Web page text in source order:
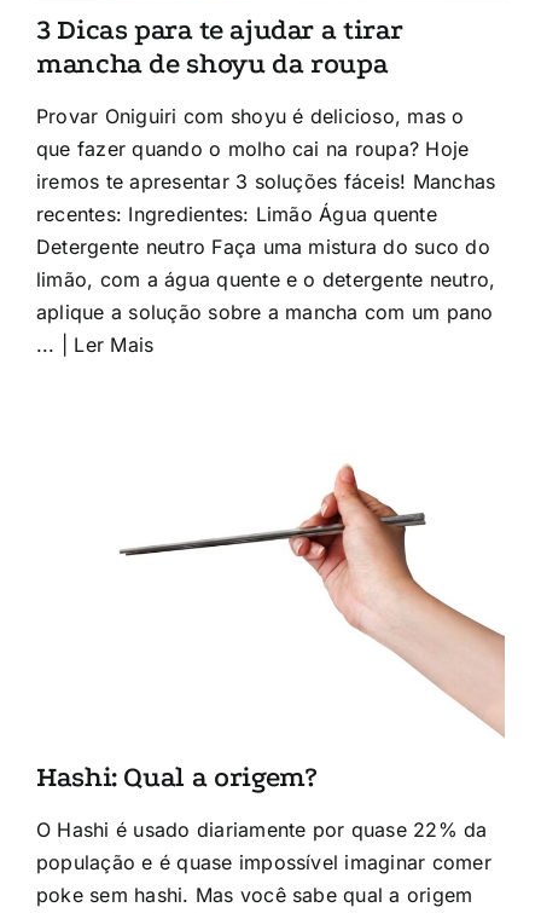
3 Dicas para te ajudar a tirar
mancha de shoyu da roupa
Provar Oniguiri com shoyu é delicioso, mas o
que fazer quando o molho cai na roupa? Hoje
iremos te apresentar 3 soluções fáceis! Manchas
recentes: Ingredientes: Limão Água quente
Detergente neutro Faça uma mistura do suco do
limão, com a água quente e o detergente neutro,
aplique a solução sobre a mancha com um pano
... | Ler Mais
Hashi: Qual a origem?
O Hashi é usado diariamente por quase 22% da
população e é quase impossível imaginar comer
poke sem hashi. Mas você sabe qual a origem